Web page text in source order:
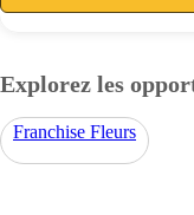
Explorez les
Franchise Fleurs